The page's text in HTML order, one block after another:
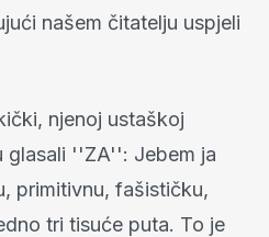
našem čitatelju uspjeli
njenoj ustaškoj
glasali ''ZA'': Jebem ja
primitivnu, fašističku,
tri tisuće puta. To je